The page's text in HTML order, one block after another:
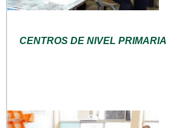
CENTROS DE NIVEL PRIMARIA